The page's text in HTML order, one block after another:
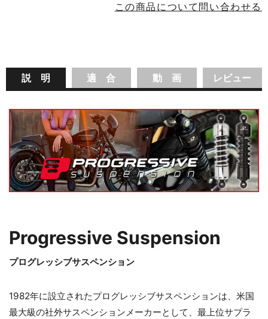
この商品について問い合わせる
説 明 適 合 動 画 レビュー
Progressive Suspension
プログレッシブサスペンション
1982年に設立されたプログレッシブサスペンションは、米国
最大級の社外サスペンションメーカーとして、最上位サプラ